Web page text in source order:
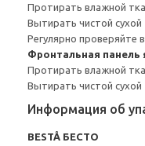
Протирать влажной
Вытирать чистой сухой
Регулярно проверяйте
Фронтальная
Протирать влажной
Вытирать чистой сухой
Информация об
BESTÅ БЕСТО